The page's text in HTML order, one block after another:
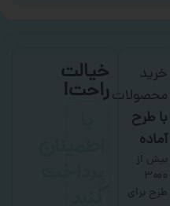
خرید
محصولات
با طرح
آماده
بیش از
۳۰۰۰
طرح برای
خیالت
راحت!